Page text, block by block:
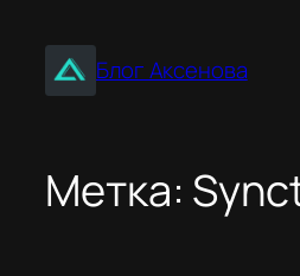
содержимомуБлог Аксенова
Метка: